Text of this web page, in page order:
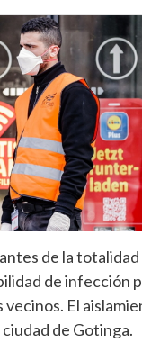
de la
de infección
vecinos. El
de Gotinga.